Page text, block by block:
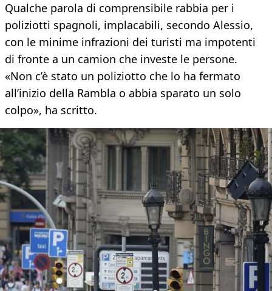
Qualche parola di comprensibile rabbia per i
poliziotti spagnoli, implacabili, secondo Alessio,
con le minime infrazioni dei turisti ma impotenti
di fronte a un camion che investe le persone.
«Non c’è stato un poliziotto che lo ha fermato
all’inizio della Rambla o abbia sparato un solo
colpo», ha scritto.